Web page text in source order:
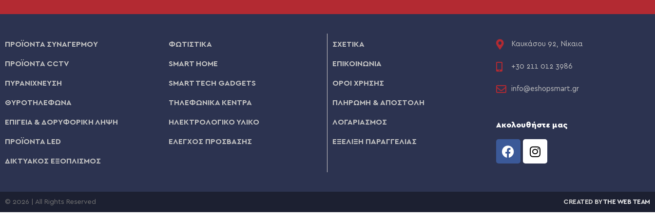
ΠΡΟΪΟΝΤΑ ΣΥΝΑΓΕΡΜΟΥ
ΠΡΟΪΟΝΤΑ CCTV
ΠΥΡΑΝΙΧΝΕΥΣΗ
ΘΥΡΟΤΗΛΕΦΩΝΑ
ΕΠΙΓΕΙΑ & ΔΟΡΥΦΟΡΙΚΗ ΛΗΨΗ
ΠΡΟΪΟΝΤΑ LED
ΔΙΚΤΥΑΚΟΣ ΕΞΟΠΛΙΣΜΟΣ
ΦΩΤΙΣΤΙΚΑ
SMART HOME
SMART TECH GADGETS
ΤΗΛΕΦΩΝΙΚΑ ΚΕΝΤΡΑ
ΗΛΕΚΤΡΟΛΟΓΙΚΟ ΥΛΙΚΟ
ΕΛΕΓΧΟΣ ΠΡΟΣΒΑΣΗΣ
ΣΧΕΤΙΚΑ
ΕΠΙΚΟΙΝΩΝΙΑ
ΟΡΟΙ ΧΡΗΣΗΣ
ΠΛΗΡΩΜΗ & ΑΠΟΣΤΟΛΗ
ΛΟΓΑΡΙΑΣΜΟΣ
ΕΞΕΛΙΞΗ ΠΑΡΑΓΓΕΛΙΑΣ
Καυκάσου 92, Νίκαια
+30 211 012 3986
info@eshopsmart.gr
Ακολουθήστε μας
© 2026 | All Rights Reserved CREATED BYTHE WEB TEAM